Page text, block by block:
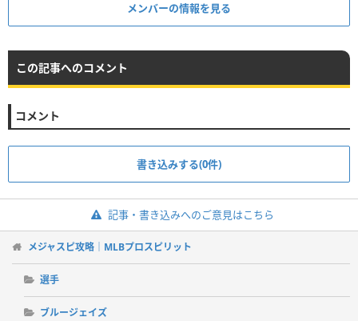
メンバーの情報を見る
この記事へのコメント
コメント
書き込みする(0件)
記事・書き込みへのご意見はこちら
メジャスピ攻略｜MLBプロスピリット
選手
ブルージェイズ